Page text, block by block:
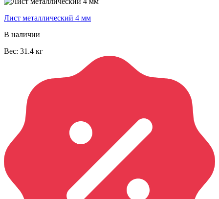
Лист металлический 4 мм
В наличии
Вес: 31.4 кг